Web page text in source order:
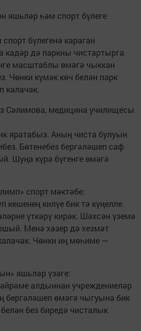
яшьләр һәм спорт бүлеге
бүлегенә караган
кадәр дә паркны чистартырга
масштаблы өмәгә чыккан
Чөнки күмәк көч белән парк
калачак.
Сәлимова, медицина училищесы
яратабыз. Аның чиста булуын
Бөтенебез бергәләшеп саф
Шуңа күрә бүгенге өмәгә
спорт мәктәбе:
кешенең килүе бик тә күңелле.
үткәрү кирәк. Шәхсән үземә
Менә хәзер дә хезмәт
Чөнки иң мөһиме —
яшьләр үзәге:
алдыннан учреждениеләр
бергәләшеп өмәгә чыгуына бик
без биредә чисталык